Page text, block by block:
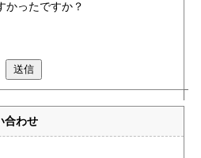
かったですか？
送信
合わせ